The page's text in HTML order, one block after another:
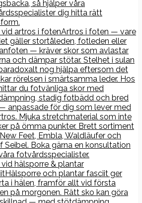
så hjälper våra
dig hitta rätt
vid artros i fotenArtros i foten — vare
gäller stortåleden, fotleden eller
— kräver skor som avlastar
och dämpar stötar. Stelhet i sulan
nog hjälpa eftersom det
rörelsen i smärtsamma leder. Hos
du fotvänliga skor med
stadig fotbädd och bred
anpassade för dig som lever med
Mjuka stretchmaterial som inte
på ömma punkter. Brett sortiment
Feet, Embla, Waldläufer och
Seibel. Boka gärna en konsultation
fotvårdsspecialister.
vid hälsporre & plantar
Hälsporre och plantar fasciit ger
i hälen, framför allt vid första
på morgonen. Rätt sko kan göra